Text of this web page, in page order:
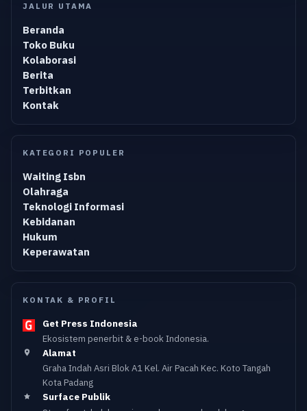
JALUR UTAMA
Beranda
Toko Buku
Kolaborasi
Berita
Terbitkan
Kontak
KATEGORI POPULER
Waiting Isbn
Olahraga
Teknologi Informasi
Kebidanan
Hukum
Keperawatan
KONTAK & PROFIL
Get Press Indonesia
Ekosistem penerbit & e-book Indonesia.
Alamat
Graha Indah Asri Blok A1 Kel. Air Pacah Kec. Koto Tangah
Kota Padang
Surface Publik